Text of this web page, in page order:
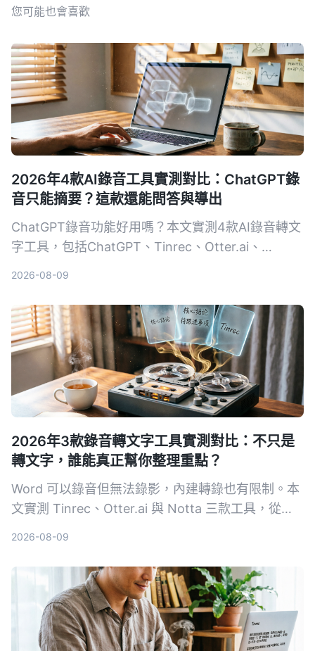
您可能也會喜歡
2026年4款AI錄音工具實測對比：ChatGPT錄
音只能摘要？這款還能問答與導出
ChatGPT錄音功能好用嗎？本文實測4款AI錄音轉文
字工具，包括ChatGPT、Tinrec、Otter.ai、
程與訪談錄音。
2026-08-09
2026年3款錄音轉文字工具實測對比：不只是
轉文字，誰能真正幫你整理重點？
Word 可以錄音但無法錄影，內建轉錄也有限制。本
文實測 Tinrec、Otter.ai 與 Notta 三款工具，從輸
2026-08-09